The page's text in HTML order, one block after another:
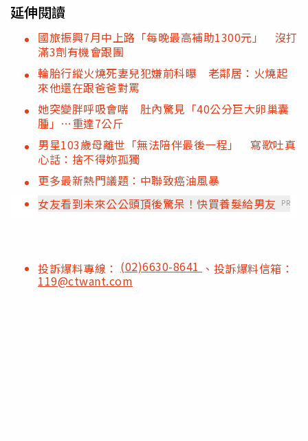
延伸閱讀
國旅振興7月中上路「每晚最高補助1300元」 沒打
滿3劑有機會跟團
輪胎行縱火燒死妻兒犯嫌前科曝 老鄰居：火燒起
來他還在跟爸爸對罵
她突變胖呼吸會喘 肚內驚見「40公分巨大卵巢囊
腫」…重達7公斤
男星103歲母離世「無法陪伴最後一程」 寫歌吐真
心話：捨不得妳孤獨
更多最新熱門議題：中聯致癌油風暴
女友看到未來公公頭頂後驚呆！快買養髮給男友
PR
投訴爆料專線： (02)6630-8641 、投訴爆料信箱：
119@ctwant.com